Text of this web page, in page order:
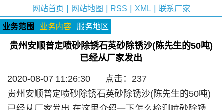
网站首页 网站地图 RSS XML| 联系厂家
业务范围 业务内容 服务地区
贵州安顺普定喷砂除锈石英砂除锈沙(陈先生的50吨)
已经从厂家发出
2020-08-07 11:26:30 点击： 237
贵州安顺普定喷砂除锈石英砂除锈沙(陈先生的50吨)